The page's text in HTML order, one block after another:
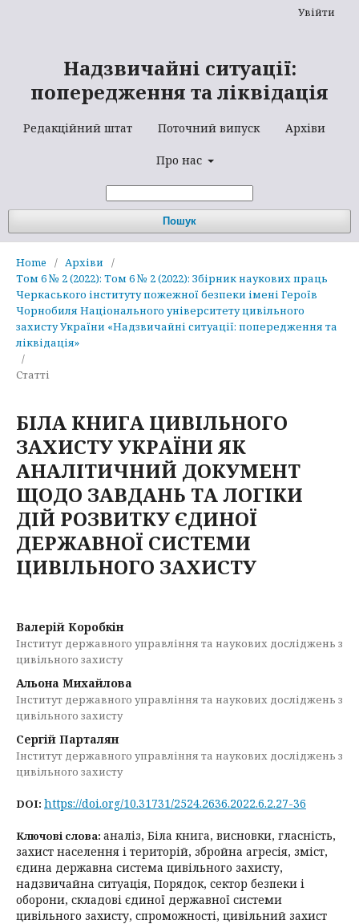
Надзвичайні ситуації:
попередження та ліквідація
Редакційний штат Поточний випуск Архіви
Про нас
Пошук
Увійти
Home / Архіви
/
Том 6 № 2 (2022): Том 6 № 2 (2022): Збірник наукових праць
Черкаського інституту пожежної безпеки імені Героїв
Чорнобиля Національного університету цивільного
захисту України «Надзвичайні ситуації: попередження та
ліквідація»
/
Статті
БІЛА КНИГА ЦИВІЛЬНОГО
ЗАХИСТУ УКРАЇНИ ЯК
АНАЛІТИЧНИЙ ДОКУМЕНТ
ЩОДО ЗАВДАНЬ ТА ЛОГІКИ
ДІЙ РОЗВИТКУ ЄДИНОЇ
ДЕРЖАВНОЇ СИСТЕМИ
ЦИВІЛЬНОГО ЗАХИСТУ
Валерій Коробкін
Інститут державного управління та наукових досліджень з
цивільного захисту
Альона Михайлова
Інститут державного управління та наукових досліджень з
цивільного захисту
Сергій Парталян
Інститут державного управління та наукових досліджень з
цивільного захисту
DOI: https://doi.org/10.31731/2524.2636.2022.6.2.27-36
Ключові слова: аналіз, Біла книга, висновки, гласність,
захист населення і територій, збройна агресія, зміст,
єдина державна система цивільного захисту,
надзвичайна ситуація, Порядок, сектор безпеки і
оборони, складові єдиної державної системи
цивільного захисту, спроможності, цивільний захист